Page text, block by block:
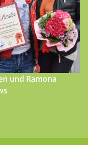
und Ramona